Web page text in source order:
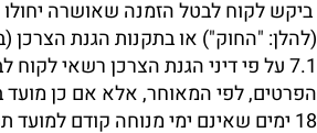
(להלן: "החוק") או בתקנות הגנת הצרכן